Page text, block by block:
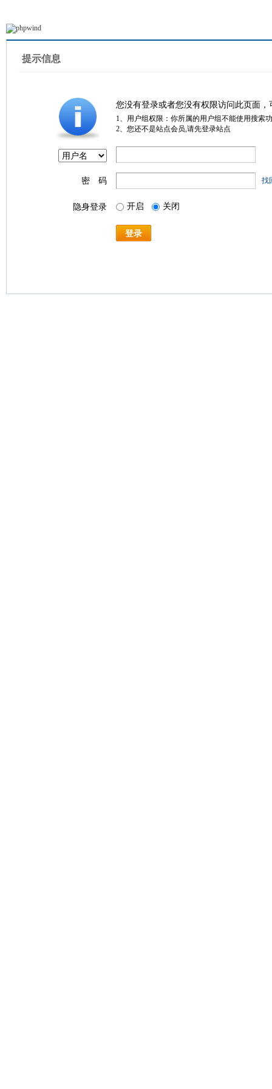
提示信息
您没有登录或者您没有权限访问此页面
1、用户组权限：你所属的用户组不能使用搜索
2、您还不是站点会员,请先登录站点
密 码 找
隐身登录 开启 关闭
登录